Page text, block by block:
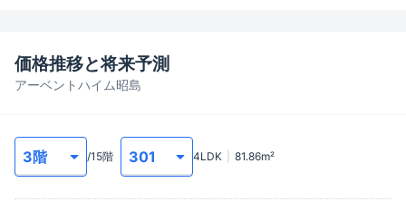
アーベントハイム昭島
価格推移と将来予測
/15階 4LDK 81.86m²